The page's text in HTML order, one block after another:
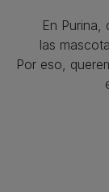
En Purina,
las
Por eso,